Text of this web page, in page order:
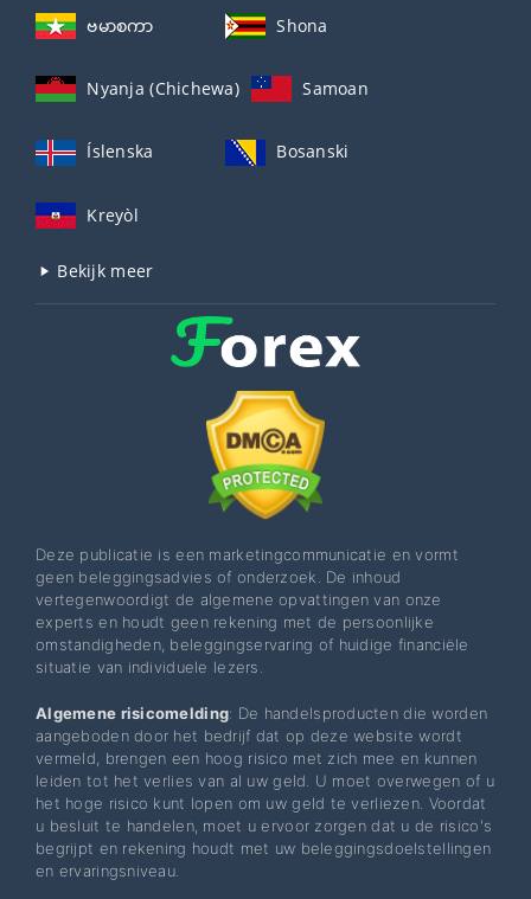
ဗမာစကာ Shona
Nyanja (Chichewa) Samoan
Íslenska Bosanski
Kreyòl
Bekijk meer
Deze publicatie is een marketingcommunicatie en vormt
geen beleggingsadvies of onderzoek. De inhoud
vertegenwoordigt de algemene opvattingen van onze
experts en houdt geen rekening met de persoonlijke
omstandigheden, beleggingservaring of huidige financiële
situatie van individuele lezers.
Algemene risicomelding: De handelsproducten die worden
aangeboden door het bedrijf dat op deze website wordt
vermeld, brengen een hoog risico met zich mee en kunnen
leiden tot het verlies van al uw geld. U moet overwegen of u
het hoge risico kunt lopen om uw geld te verliezen. Voordat
u besluit te handelen, moet u ervoor zorgen dat u de risico's
begrijpt en rekening houdt met uw beleggingsdoelstellingen
en ervaringsniveau.